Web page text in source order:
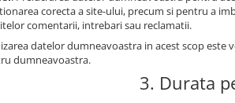
corecta a site-ului, precum si pentru a
comentarii, intrebari sau reclamatii.
datelor dumneavoastra in acest scop
dumneavoastra.
3. Durata